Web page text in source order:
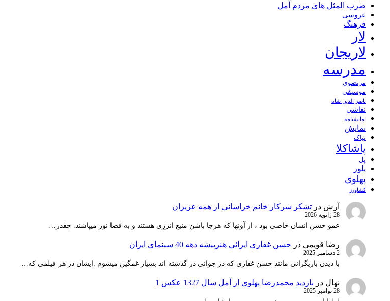
ضرب المثل های مردم آمل
عروسی
فرهنگ
لار
لاریجان
مدرسه
مرتضوی
موسیقی
ناصر الدین شاه
نقاشی
نمايشنامه
نمایش
نیاک
پاشاکلا
پل
پلور
پهلوی
کشاورز
آرش در تشکر سرکار خانم خراسانی از همه عزیزان
28 ژانویه 2026
عمو حسن انسان خاصی بود ، از آونها که هرجا باشن منبع انرژِی هستند و به فضا نور میپاشند. چقدر…
رضا قویمی در حسن غفاري ايرائي هنرپيشه دهه 40 سينماي ايران
2 دسامبر 2025
با دیدن بازیگرانی مانند حسن غفاری که در جوانی در گذشته اند بسیار غمگین میشوم .ایشان در هر فیلمی که…
نهال در بازدید محمدرضا پهلوی از آمل سال 1327 عکس 1
28 نوامبر 2025